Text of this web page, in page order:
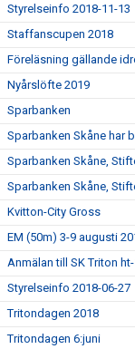
Styrelseinfo 2018-11-13
Staffanscupen 2018
Föreläsning gällande
Nyårslöfte 2019
Sparbanken
Sparbanken Skåne har
Sparbanken Skåne,
Sparbanken Skåne,
Kvitton-City Gross
EM (50m) 3-9 augusti
Anmälan till SK Triton
Styrelseinfo 2018-06-27
Tritondagen 2018
Tritondagen 6:juni